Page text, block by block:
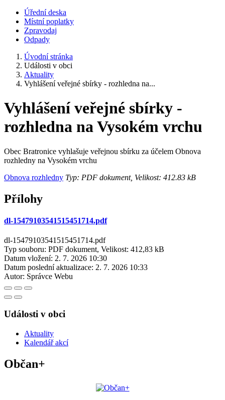
Úřední deska
Místní poplatky
Zpravodaj
Odpady
Úvodní stránka
Události v obci
Aktuality
Vyhlášení veřejné sbírky - rozhledna na...
Vyhlášení veřejné sbírky -
rozhledna na Vysokém vrchu
Obec Bratronice vyhlašuje veřejnou sbírku za účelem Obnova
rozhledny na Vysokém vrchu
Obnova rozhledny Typ: PDF dokument, Velikost: 412.83 kB
Přílohy
dl-15479103541515451714.pdf
dl-15479103541515451714.pdf
Typ souboru: PDF dokument, Velikost: 412,83 kB
Datum vložení: 2. 7. 2026 10:30
Datum poslední aktualizace: 2. 7. 2026 10:33
Autor: Správce Webu
Události v obci
Aktuality
Kalendář akcí
Občan+